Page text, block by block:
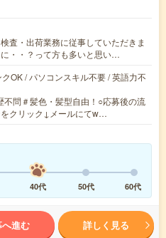
査・出荷業務に従事していただきま
・・？って方も多いと思い…
OK / パソコンスキル不要 / 英語力不
不問＃髪色・髪型自由！○応募後の流
クリック↓メールにてw…
40代 50代 60代
へ進む 詳しく見る